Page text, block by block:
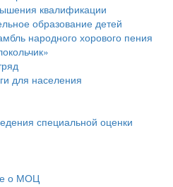
квалификации
образование детей
народного хорового пения
для населения
специальной оценки
о МОЦ